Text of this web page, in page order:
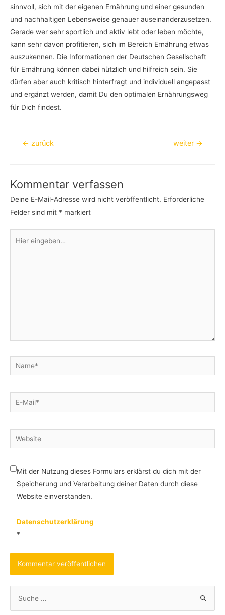
sinnvoll, sich mit der eigenen Ernährung und einer gesunden
und nachhaltigen Lebensweise genauer auseinanderzusetzen.
Gerade wer sehr sportlich und aktiv lebt oder leben möchte,
kann sehr davon profitieren, sich im Bereich Ernährung etwas
auszukennen. Die Informationen der Deutschen Gesellschaft
für Ernährung können dabei nützlich und hilfreich sein. Sie
dürfen aber auch kritisch hinterfragt und individuell angepasst
und ergänzt werden, damit Du den optimalen Ernährungsweg
für Dich findest.
Beitragsnavigation
← zurück weiter →
Kommentar verfassen
Deine E-Mail-Adresse wird nicht veröffentlicht. Erforderliche
Felder sind mit * markiert
eingeben…
Name*
E-
Mail*
Website
Mit der Nutzung dieses Formulars erklärst du dich mit der
Speicherung und Verarbeitung deiner Daten durch diese
Website einverstanden.
Datenschutzerklärung
*